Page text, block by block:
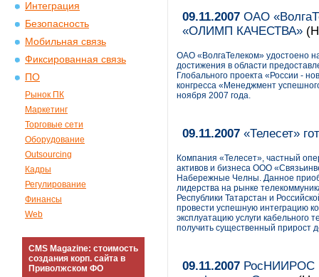
Интеграция
Безопасность
Мобильная связь
Фиксированная связь
ПО
Рынок ПК
Маркетинг
Торговые сети
Оборудование
Outsourcing
Кадры
Регулирование
Финансы
Web
CMS Magazine: стоимость
создания корп. сайта в
Приволжском ФО
09.11.2007 ОАО
«ОЛИМП КАЧЕСТВА»
ОАО «ВолгаТелеком»
достижения в области
Глобального проекта «России -
конгресса «Менеджмент
ноября 2007 года.
09.11.2007 «Телесет»
Компания «Телесет», частный
активов и бизнеса ООО
Набережные Челны. Данное
лидерства на рынке
Республики Татарстан и
провести успешную интеграцию
эксплуатацию услуги кабельного
получить существенный прирост
09.11.2007 РосНИИРОС